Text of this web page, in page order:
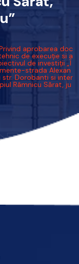
aprobarea doc
de execuție si a
de investiții „Î
strada Alexan
Dorobanti si inter
Râmnicu Sărat, ju